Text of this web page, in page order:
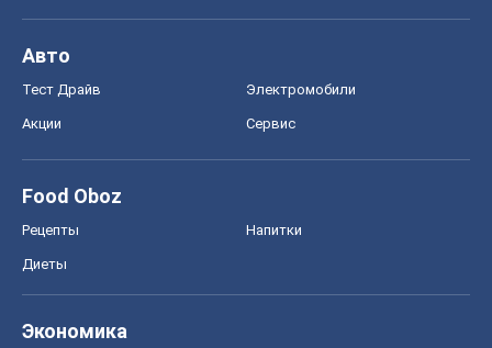
Авто
Тест Драйв Электромобили
Акции Сервис
Food Oboz
Рецепты Напитки
Диеты
Экономика